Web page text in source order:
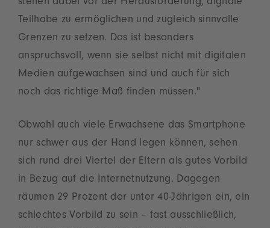
stehen dabei vor der Herausforderung, digitale
Teilhabe zu ermöglichen und zugleich sinnvolle
Grenzen zu setzen. Das ist besonders
anspruchsvoll, wenn sie selbst nicht mit digitalen
Medien aufgewachsen sind und auch für sich
noch das richtige Maß finden müssen."
Obwohl auch viele Erwachsene das Smartphone
nur schwer aus der Hand legen können, sehen
sich rund drei Viertel der Eltern als gutes Vorbild
in Bezug auf die Internetnutzung. Dagegen
räumen 29 Prozent der unter 40-Jährigen ein, ein
schlechtes Vorbild zu sein – fast ausschließlich,